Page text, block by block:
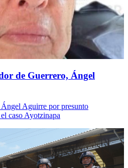
de Guerrero, Ángel
Aguirre por presunto
caso Ayotzinapa